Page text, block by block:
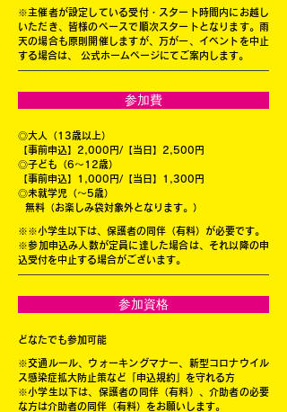
※主催者が設定している受付・スタート時間内にお越し
いただき、皆様のペースで順次スタートとなります。雨
天の場合も原則開催しますが、万が一、イベントを中止
する場合は、 公式ホームページにてご案内します。
参加費
◎大人（13歳以上）
【事前申込】2,000円/【当日】 2,500円
◎子ども（6〜12歳）
【事前申込】 1,000円/【当日】 1,300円
◎未就学児（〜5歳）
無料（お楽しみ袋対象外となります。）
※※小学生以下は、保護者の同伴（有料）が必要です。
​※参加申込み人数が定員に達した場合は、それ以降の申
込受付を中止する場合がございます。
参加資格
どなたでも参加可能
※交通ルール、ウォーキングマナー、新型コロナウイル
ス感染症拡大防止策など「申込規約」を守れる方
※小学生以下は、保護者の同伴（有料）、介助者の必要
な方は介助者の同伴（有料）をお願いします。